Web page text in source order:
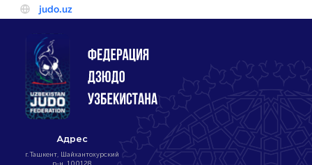
Адрес
г. Ташкент, Шайхантохурский
р-н, 100128